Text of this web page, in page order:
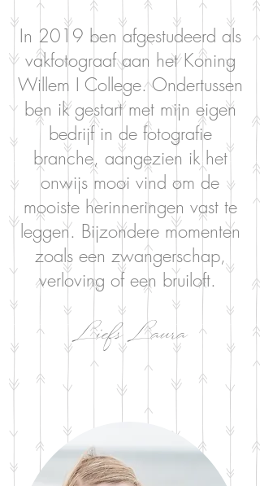
In 2019 ben afgestudeerd als
vakfotograaf aan het Koning
Willem I College. Ondertussen
ben ik gestart met mijn eigen
bedrijf in de fotografie
branche, aangezien ik het
onwijs mooi vind om de
mooiste herinneringen vast te
leggen. Bijzondere momenten
zoals een zwangerschap,
verloving of een bruiloft.
Liefs Laura